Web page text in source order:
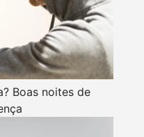
Boas noites de